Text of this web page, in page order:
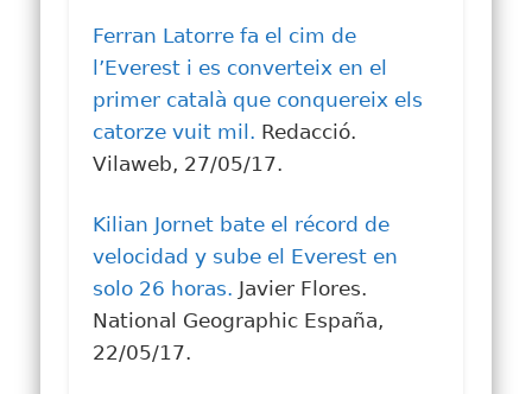
Ferran Latorre fa el cim de
l’Everest i es converteix en el
primer català que conquereix els
catorze vuit mil. Redacció.
Vilaweb, 27/05/17.
Kilian Jornet bate el récord de
velocidad y sube el Everest en
solo 26 horas. Javier Flores.
National Geographic España,
22/05/17.